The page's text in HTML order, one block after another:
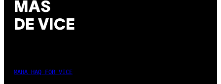
MÁS
DE VICE
MAHA HAQ FOR VICE